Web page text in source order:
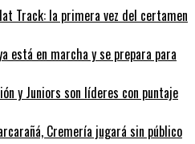
Track: la primera vez del certamen
está en marcha y se prepara para
y Juniors son líderes con puntaje
Cremería jugará sin público